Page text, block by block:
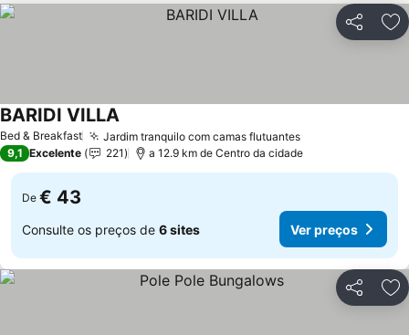
Partilhar
Bed & Breakfast Jardim tranquilo com camas flutuantesVer preços
BARIDI VILLAVer preços
9,1 Excelente 221 a 12.9 km de Centro da cidade
De € 43
Consulte os preços de 6 sites Ver preços
Partilhar